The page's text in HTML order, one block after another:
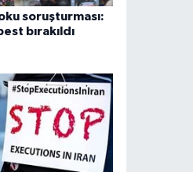
soruşturması:
bırakıldı